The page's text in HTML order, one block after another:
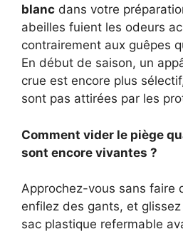
blanc dans votre
abeilles fuient les odeurs
contrairement aux guêpes
En début de saison, un
crue est encore plus
sont pas attirées par les
Comment vider le piège
sont encore vivantes ?
Approchez-vous sans faire
enfilez des gants, et
sac plastique refermable